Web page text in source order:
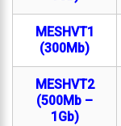
MESHVT1
(300Mb)
MESHVT2
(500Mb –
1Gb)